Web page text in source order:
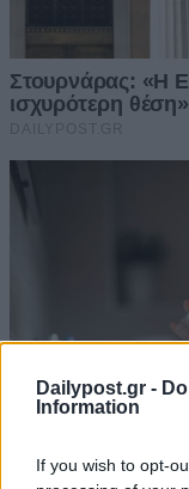
Dailypost.gr -
Information
If you wish to opt-